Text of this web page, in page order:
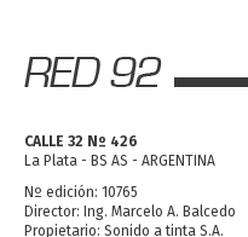
CALLE 32 Nº 426
La Plata - BS AS - ARGENTINA
Nº edición: 10765
Director: Ing. Marcelo A. Balcedo
Propietario: Sonido a tinta S.A.